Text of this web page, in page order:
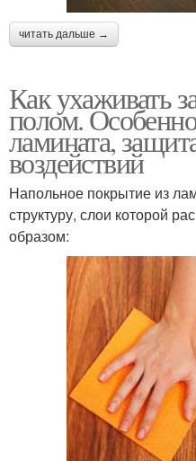
читать дальше →
Как ухаживать
полом.
ламината,
воздействий
Напольное покрытие из
структуру, слои которой
образом: